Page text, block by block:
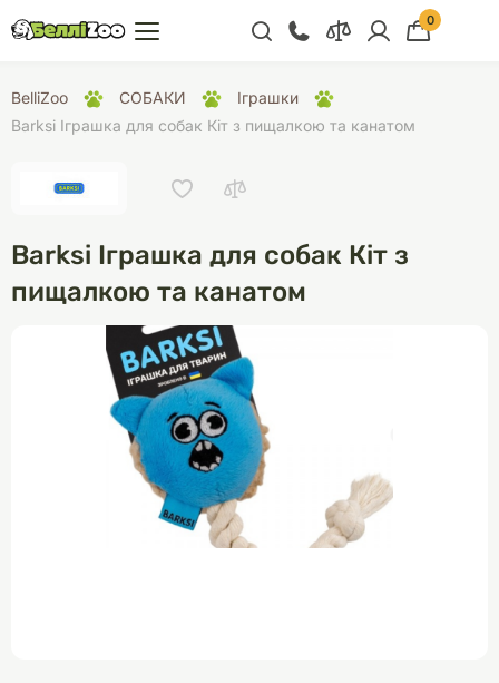
+38 (068) 300 91 91
Відділ продажу
+38 (099) 300 91 91
Відділ підтримки
76
0
BelliZoo СОБАКИ
Іграшки
Barksi Іграшка для собак Кіт з пищалкою та канатом
Barksi Іграшка для собак Кіт з
пищалкою та канатом